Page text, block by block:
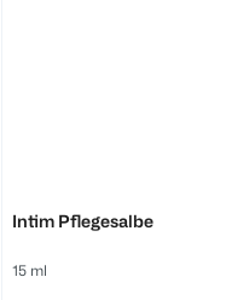
Intim Pflegesalbe
15 ml